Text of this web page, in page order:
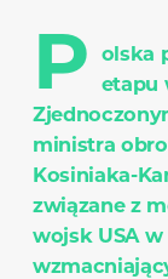
P olska
etapu
ministra
Kosiniaka-
związane z
wojsk USA